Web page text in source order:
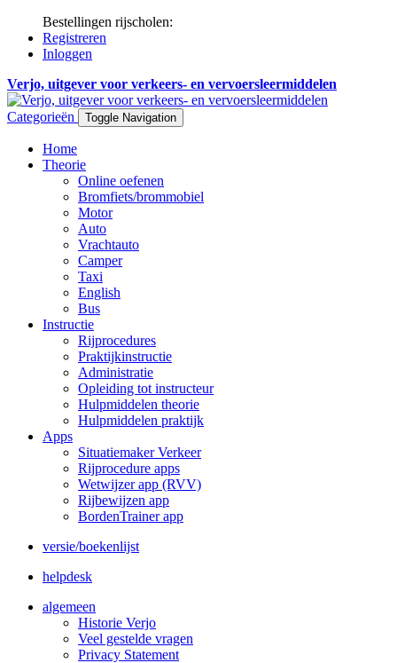
Bestellingen rijscholen:
Registreren
Inloggen
Verjo, uitgever voor verkeers- en vervoersleermiddelen
Categorieën Toggle Navigation
Home
Theorie
Online oefenen
Bromfiets/brommobiel
Motor
Auto
Vrachtauto
Camper
Taxi
English
Bus
Instructie
Rijprocedures
Praktijkinstructie
Administratie
Opleiding tot instructeur
Hulpmiddelen theorie
Hulpmiddelen praktijk
Apps
Situatiemaker Verkeer
Rijprocedure apps
Wetwijzer app (RVV)
Rijbewijzen app
BordenTrainer app
versie/boekenlijst
helpdesk
algemeen
Historie Verjo
Veel gestelde vragen
Privacy Statement